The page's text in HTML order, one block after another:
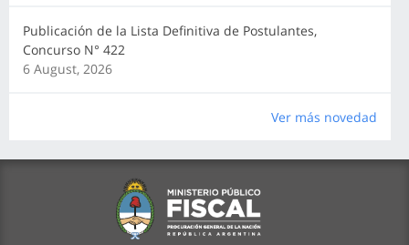
Publicación de la Lista Definitiva de Postulantes,
Concurso N° 422
6 August, 2026
Ver más novedad